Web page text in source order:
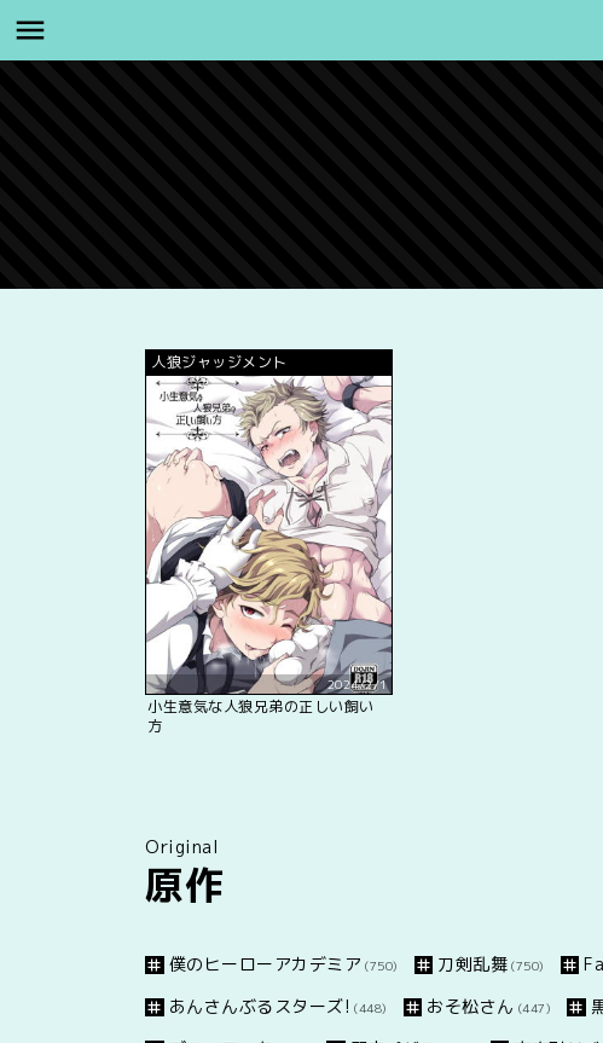
人狼ジャッジメント
2024/2/1
小生意気な人狼兄弟の正しい飼い
方
Original
原作
僕のヒーローアカデミア (750) 刀剣乱舞 (750)
あんさんぶるスターズ! (448) おそ松さん (447)